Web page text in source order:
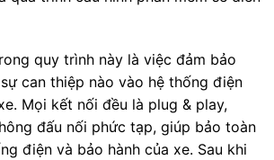
quy trình này là việc đảm bảo
can thiệp nào vào hệ thống điện
Mọi kết nối đều là plug & play,
đấu nối phức tạp, giúp bảo toàn
điện và bảo hành của xe. Sau khi